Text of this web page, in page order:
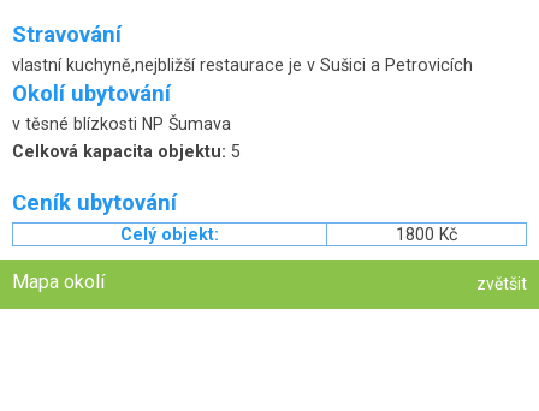
Stravování
vlastní kuchyně,nejbližší restaurace je v Sušici a Petrovicích
Okolí ubytování
v těsné blízkosti NP Šumava
Celková kapacita objektu: 5
Ceník ubytování
Celý objekt: 1800 Kč
Mapa okolí zvětšit